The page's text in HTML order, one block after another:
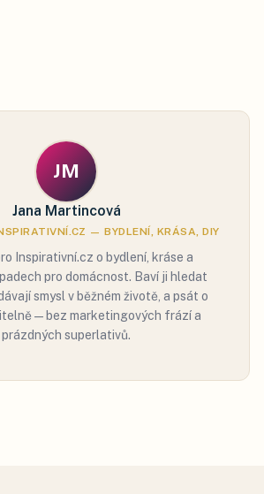
JM
Jana Martincová
— BYDLENÍ, KRÁSA, DIY
Inspirativní.cz o bydlení, kráse a
pro domácnost. Baví ji hledat
smysl v běžném životě, a psát o
— bez marketingových frází a
prázdných superlativů.